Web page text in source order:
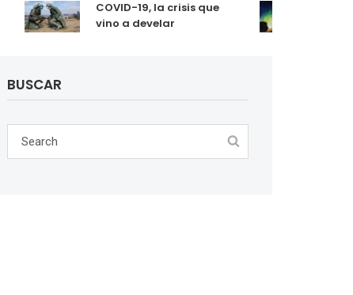
COVID-19, la crisis que
vino a develar
BUSCAR